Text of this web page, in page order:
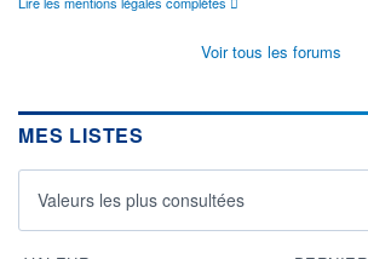
Voir tous les forums
MES LISTES
Valeurs les plus consultées